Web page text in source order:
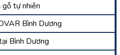
tự nhiên
Bình Dương
Bình Dương